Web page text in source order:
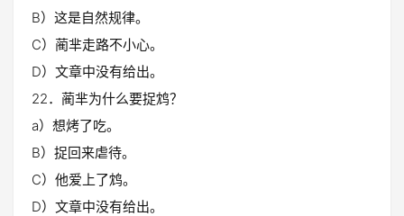
B）这是自然规律。
C）蔺芈走路不小心。
D）文章中没有给出。
22．蔺芈为什么要捉鸩？
a）想烤了吃。
B）捉回来虐待。
C）他爱上了鸩。
D）文章中没有给出。